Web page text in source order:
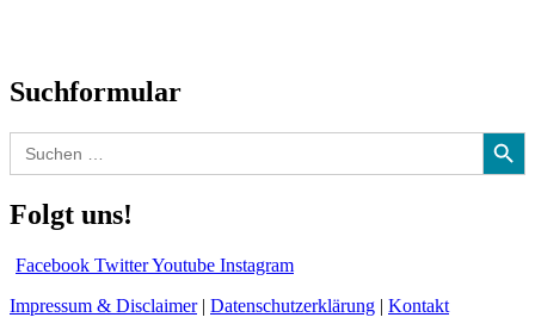
Suchformular
Search
for:
Search Button
Folgt uns!
Facebook TwitterYoutube Instagram
Impressum & Disclaimer| Datenschutzerklärung | Kontakt